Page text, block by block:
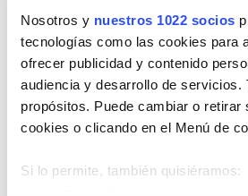
Nosotros y nuestros 1022 socios
tecnologías como las cookies para
ofrecer publicidad y contenido
audiencia y desarrollo de
propósitos. Puede cambiar o
cookies o clicando en el Menú de
Si lo permite, también quisiéramos:
Cambio
Encuentra tu vehículo
Automático Manual
Encuentra tu vehículo